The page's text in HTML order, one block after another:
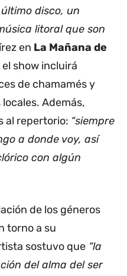
disco, un
litoral que son
en La Mañana de
show incluirá
de chamamés y
Además,
al repertorio: “siempre
a donde voy, así
con algún
de los géneros
torno a su
sostuvo que “la
del alma del ser